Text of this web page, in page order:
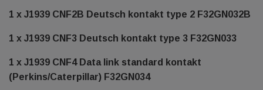
1 x J1939 CNF2B Deutsch kontakt type 2 F32GN032B
1 x J1939 CNF3 Deutsch kontakt type 3 F32GN033
1 x J1939 CNF4 Data link standard kontakt
(Perkins/Caterpillar) F32GN034